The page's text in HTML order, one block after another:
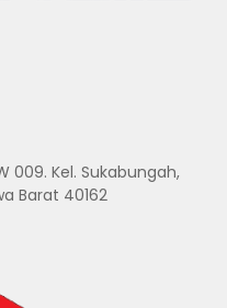
009. Kel. Sukabungah,
Barat 40162